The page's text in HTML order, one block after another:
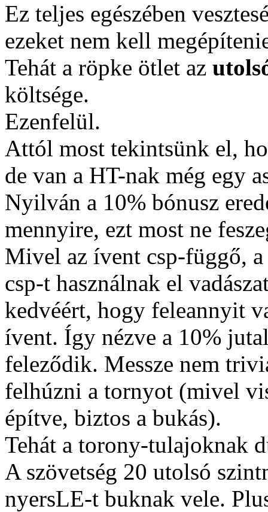
Ez teljes egészében
ezeket nem kell
Tehát a röpke ötlet az
költsége.
Ezenfelül.
Attól most tekintsünk el,
de van a HT-nak még egy
Nyilván a 10% bónusz
mennyire, ezt most ne
Mivel az ívent csp-függő,
csp-t használnak el
kedvéért, hogy feleannyit
ívent. Így nézve a 10%
feleződik. Messze nem
felhúzni a tornyot (mivel
építve, biztos a bukás).
Tehát a torony-tulajoknak
A szövetség 20 utolsó
nyersLE-t buknak vele.